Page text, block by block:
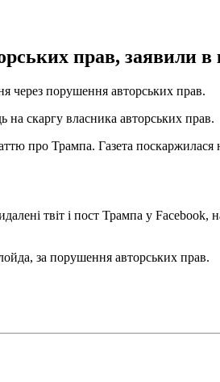
прав, заявили в
через порушення авторських прав.
на скаргу власника авторських прав.
про Трампа. Газета поскаржилася
твіт і пост Трампа у Facebook,
за порушення авторських прав.